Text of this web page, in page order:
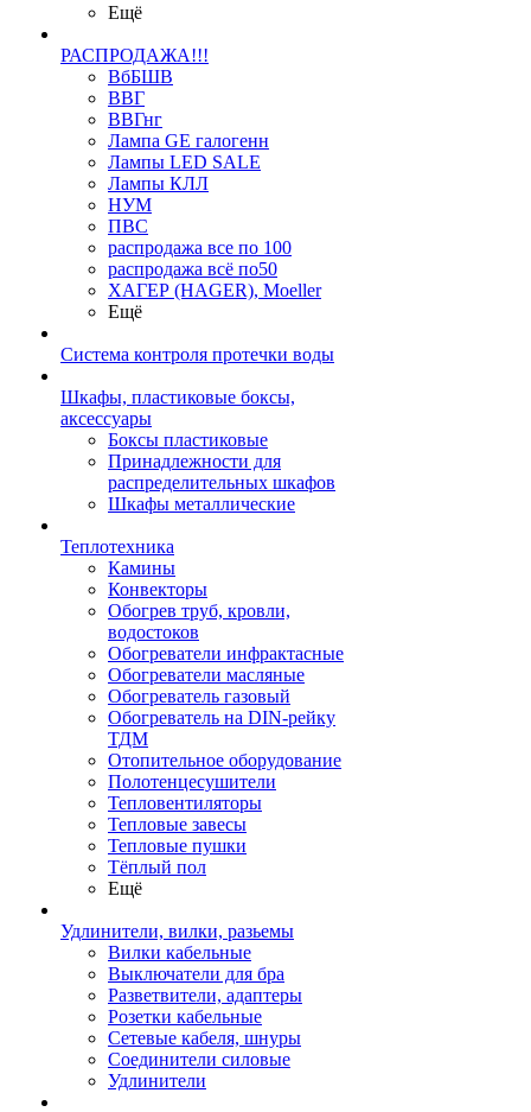
Ещё
РАСПРОДАЖА!!!
ВбБШВ
ВВГ
ВВГнг
Лампа GE галогенн
Лампы LED SALE
Лампы КЛЛ
НУМ
ПВС
распродажа все по 100
распродажа всё по50
ХАГЕР (HAGER), Moeller
Ещё
Система контроля протечки воды
Шкафы, пластиковые боксы,
аксессуары
Боксы пластиковые
Принадлежности для
распределительных шкафов
Шкафы металлические
Теплотехника
Камины
Конвекторы
Обогрев труб, кровли,
водостоков
Обогреватели инфрактасные
Обогреватели масляные
Обогреватель газовый
Обогреватель на DIN-рейку
ТДМ
Отопительное оборудование
Полотенцесушители
Тепловентиляторы
Тепловые завесы
Тепловые пушки
Тёплый пол
Ещё
Удлинители, вилки, разьемы
Вилки кабельные
Выключатели для бра
Разветвители, адаптеры
Розетки кабельные
Сетевые кабеля, шнуры
Соединители силовые
Удлинители